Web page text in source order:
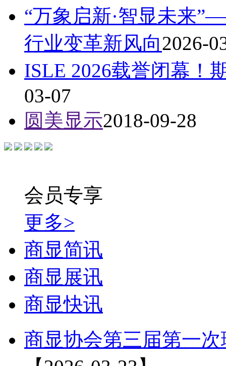
“万象启新·智显未来
行业变革新风向2026-
ISLE 2026载誉闭幕！
03-07
圆美显示2018-09-28
会员专享
更多>
商显简讯
商显展讯
商显快讯
商显协会第三届第一